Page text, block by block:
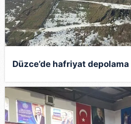
Düzce’de hafriyat